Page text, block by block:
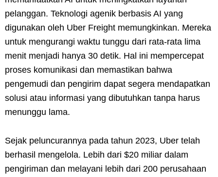
pelanggan. Teknologi agenik berbasis AI yang
digunakan oleh Uber Freight memungkinkan. Mereka
untuk mengurangi waktu tunggu dari rata-rata lima
menit menjadi hanya 30 detik. Hal ini mempercepat
proses komunikasi dan memastikan bahwa
pengemudi dan pengirim dapat segera mendapatkan
solusi atau informasi yang dibutuhkan tanpa harus
menunggu lama.
Sejak peluncurannya pada tahun 2023, Uber telah
berhasil mengelola. Lebih dari $20 miliar dalam
pengiriman dan melayani lebih dari 200 perusahaan